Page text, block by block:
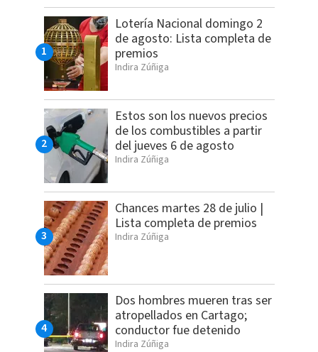
Lotería Nacional domingo 2
de agosto: Lista completa de
premios
Indira Zúñiga
Estos son los nuevos precios
de los combustibles a partir
del jueves 6 de agosto
Indira Zúñiga
Chances martes 28 de julio |
Lista completa de premios
Indira Zúñiga
Dos hombres mueren tras ser
atropellados en Cartago;
conductor fue detenido
Indira Zúñiga